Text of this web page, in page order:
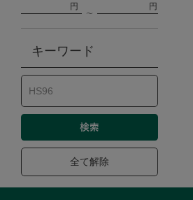
防災グッズ・非常食
トレーニング
ヴィンテージ
円 円
キーワード
全て解除